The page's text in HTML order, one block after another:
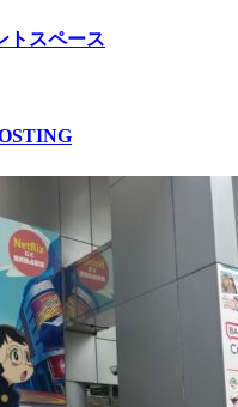
トスペース